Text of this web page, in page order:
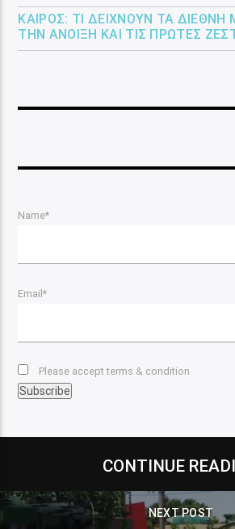
ΚΑΙΡΌΣ: ΤΙ ΔΕΊΧΝΟΥΝ ΤΑ ΔΙΕΘΝΉ
ΤΗΝ ΆΝΟΙΞΗ ΚΑΙ ΤΙΣ ΠΡΏΤΕΣ
Name*
Email*
Please accept terms & condition
CONTINUE
NEXT POST